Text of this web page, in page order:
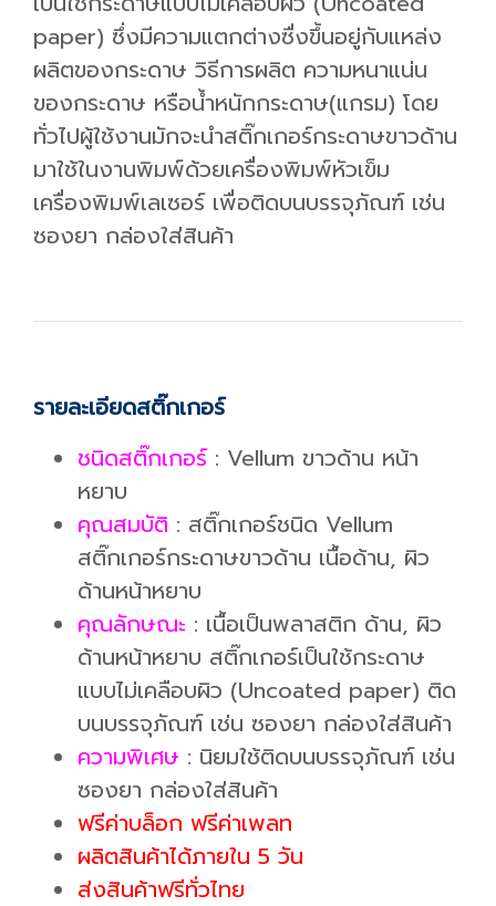
paper) ซึ่งมีความแตกต่างซื่งขึ้นอยู่กับแหล่ง
ผลิตของกระดาษ วิธีการผลิต ความหนาแน่น
ของกระดาษ หรือน้ำหนักกระดาษ(แกรม) โดย
ทั่วไปผู้ใช้งานมักจะนำสติ๊กเกอร์กระดาษขาวด้าน
มาใช้ในงานพิมพ์ด้วยเครื่องพิมพ์หัวเข็ม
เครื่องพิมพ์เลเซอร์ เพื่อติดบนบรรจุภัณฑ์ เช่น
ซองยา กล่องใส่สินค้า
รายละเอียดสติ๊กเกอร์
ชนิดสติ๊กเกอร์: Vellum ขาวด้าน หน้า
หยาบ
คุณสมบัติ : สติ๊กเกอร์ชนิด Vellum
สติ๊กเกอร์กระดาษขาวด้าน เนื้อด้าน, ผิว
ด้านหน้าหยาบ
คุณลักษณะ : เนื้อเป็นพลาสติก ด้าน, ผิว
ด้านหน้าหยาบ สติ๊กเกอร์เป็นใช้กระดาษ
แบบไม่เคลือบผิว (Uncoated paper) ติด
บนบรรจุภัณฑ์ เช่น ซองยา กล่องใส่สินค้า
ความพิเศษ : นิยมใช้ติดบนบรรจุภัณฑ์ เช่น
ซองยา กล่องใส่สินค้า
ฟรีค่าบล็อก ฟรีค่าเพลท
ผลิตสินค้าได้ภายใน 5 วัน
ส่งสินค้าฟรีทั่วไทย